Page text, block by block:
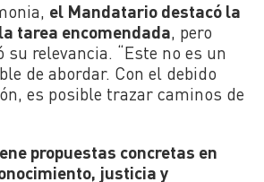
el Mandatario destacó la
tarea encomendada, pero
relevancia. “Este no es un
de abordar. Con el debido
es posible trazar caminos de
propuestas concretas en
justicia y